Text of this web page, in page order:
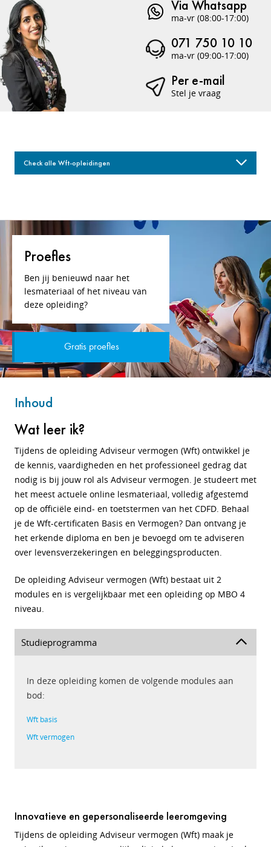
Via Whatsapp
ma-vr (08:00-17:00)
071 750 10 10
ma-vr (09:00-17:00)
Per e-mail
Stel je vraag
Check alle Wft-opleidingen
Proefles
Ben jij benieuwd naar het
lesmateriaal of het niveau van
deze opleiding?
Gratis proefles
Inhoud
Wat leer ik?
Tijdens de opleiding Adviseur vermogen (Wft) ontwikkel je
de kennis, vaardigheden en het professioneel gedrag dat
nodig is bij jouw rol als Adviseur vermogen. Je studeert met
het meest actuele online lesmateriaal, volledig afgestemd
op de officiële eind- en toetstermen van het CDFD. Behaal
je de Wft-certificaten Basis en Vermogen? Dan ontvang je
het erkende diploma en ben je bevoegd om te adviseren
over levensverzekeringen en beleggingsproducten.
De opleiding Adviseur vermogen (Wft) bestaat uit 2
modules en is vergelijkbaar met een opleiding op MBO 4
niveau.
Studieprogramma
In deze opleiding komen de volgende modules aan
bod:
Wft basis
Wft vermogen
Innovatieve en gepersonaliseerde leeromgeving
Tijdens de opleiding Adviseur vermogen (Wft) maak je